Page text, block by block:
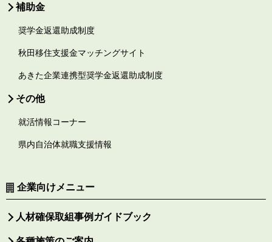
補助金
奨学金返還助成制度
秋田移住支援金マッチングサイト
あきた企業連携型奨学金返還助成制度
その他
就活情報コーナー
県内自治体就職支援情報
企業向けメニュー
人材確保取組事例ガイドブック